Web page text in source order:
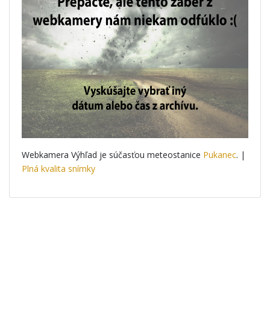
Webkamera Výhľad je súčasťou meteostanice Pukanec. |
Plná kvalita snímky